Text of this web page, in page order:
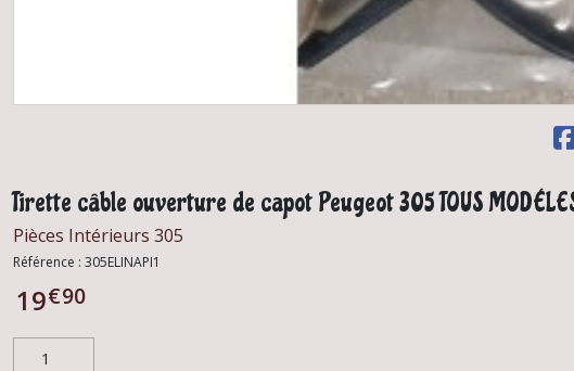
Tirette câble ouverture de capot Peugeot 305 TOUS
Pièces Intérieurs 305
Référence : 305ELINAPI1
19€90